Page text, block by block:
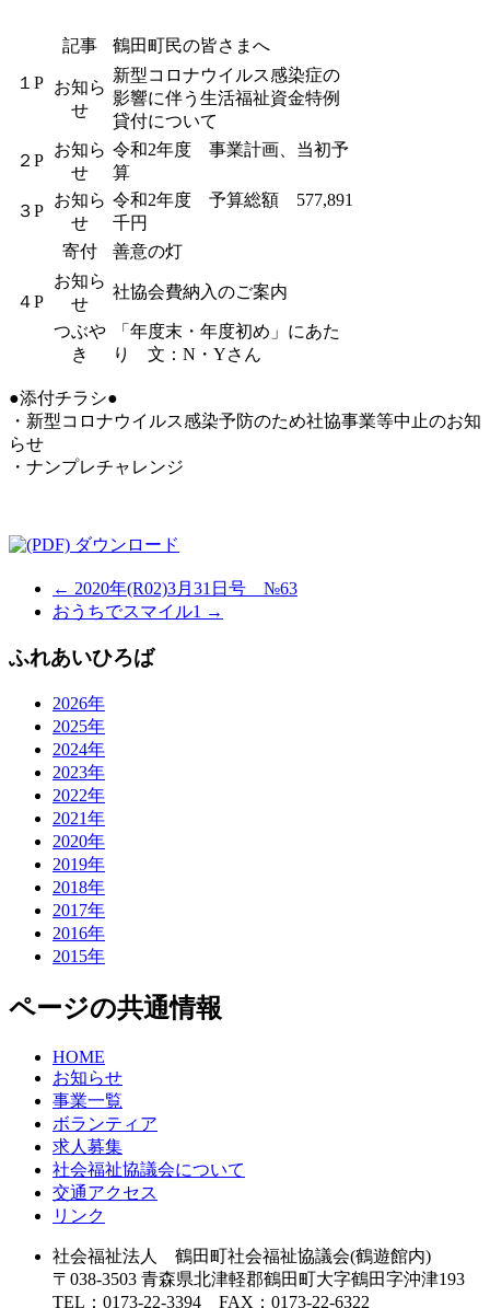
１P
記事 鶴田町民の皆さまへ
お知ら
せ
新型コロナウイルス感染症の
影響に伴う生活福祉資金特例
貸付について
２P
お知ら
せ
令和2年度 事業計画、当初予
算
３P
お知ら
せ
令和2年度 予算総額 577,891
千円
４P
寄付
善意の灯
お知ら
せ
社協会費納入のご案内
つぶや
き
「年度末・年度初め」にあた
り 文：N・Yさん
●添付チラシ●
・新型コロナウイルス感染予防のため社協事業等中止のお知
らせ
・ナンプレチャレンジ
ダウンロード
← 2020年(R02)3月31日号 №63
おうちでスマイル1 →
ふれあいひろば
2026年
2025年
2024年
2023年
2022年
2021年
2020年
2019年
2018年
2017年
2016年
2015年
ページの共通情報
HOME
お知らせ
事業一覧
ボランティア
求人募集
社会福祉協議会について
交通アクセス
リンク
社会福祉法人 鶴田町社会福祉協議会(鶴遊館内)
〒038-3503 青森県北津軽郡鶴田町大字鶴田字沖津193
TEL：0173-22-3394 FAX：0173-22-6322